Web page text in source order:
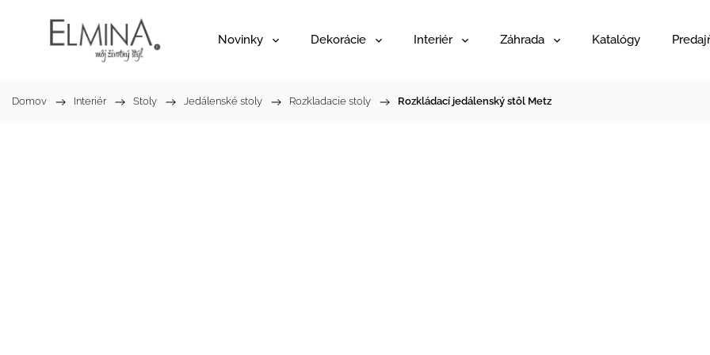
Novinky Dekorácie Interiér Záhrada Katalógy
Domov / Interiér / Stoly / Jedálenské stoly / Rozkladacie stoly / Rozkládací jedálenský stôl Metz